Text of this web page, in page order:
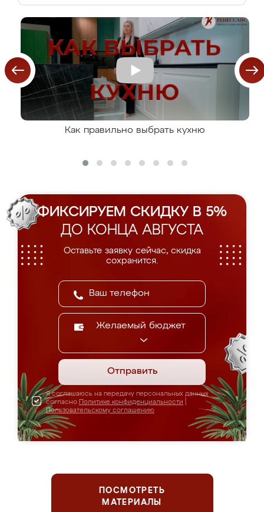
Как правильно выбрать кухню
ФИКСИРУЕМ СКИДКУ В 5%
ДО КОНЦА АВГУСТА
Оставьте заявку сейчас, скидка
сохранится.
Желаемый бюджет
Отправить
Я соглашаюсь на передачу персональных данных
согласно Политике конфиденциальности
Пользовательскому соглашению
ПОСМОТРЕТЬ
МАТЕРИАЛЫ